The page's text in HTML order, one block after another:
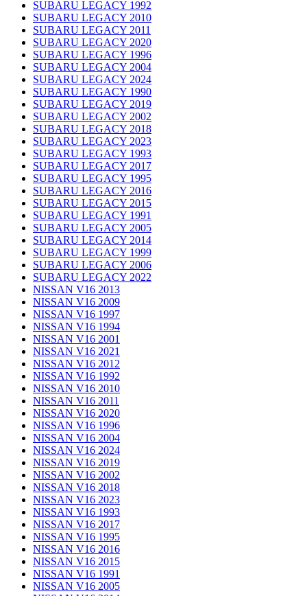
SUBARU LEGACY 1992
SUBARU LEGACY 2010
SUBARU LEGACY 2011
SUBARU LEGACY 2020
SUBARU LEGACY 1996
SUBARU LEGACY 2004
SUBARU LEGACY 2024
SUBARU LEGACY 1990
SUBARU LEGACY 2019
SUBARU LEGACY 2002
SUBARU LEGACY 2018
SUBARU LEGACY 2023
SUBARU LEGACY 1993
SUBARU LEGACY 2017
SUBARU LEGACY 1995
SUBARU LEGACY 2016
SUBARU LEGACY 2015
SUBARU LEGACY 1991
SUBARU LEGACY 2005
SUBARU LEGACY 2014
SUBARU LEGACY 1999
SUBARU LEGACY 2006
SUBARU LEGACY 2022
NISSAN V16 2013
NISSAN V16 2009
NISSAN V16 1997
NISSAN V16 1994
NISSAN V16 2001
NISSAN V16 2021
NISSAN V16 2012
NISSAN V16 1992
NISSAN V16 2010
NISSAN V16 2011
NISSAN V16 2020
NISSAN V16 1996
NISSAN V16 2004
NISSAN V16 2024
NISSAN V16 2019
NISSAN V16 2002
NISSAN V16 2018
NISSAN V16 2023
NISSAN V16 1993
NISSAN V16 2017
NISSAN V16 1995
NISSAN V16 2016
NISSAN V16 2015
NISSAN V16 1991
NISSAN V16 2005